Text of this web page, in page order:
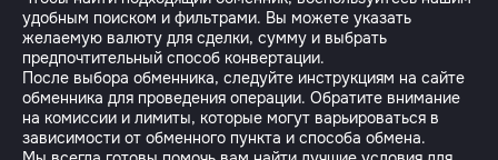
удобным поиском и фильтрами. Вы можете указать
желаемую валюту для сделки, сумму и выбрать
предпочтительный способ конвертации.
После выбора обменника, следуйте инструкциям на сайте
обменника для проведения операции. Обратите внимание
на комиссии и лимиты, которые могут варьироваться в
зависимости от обменного пункта и способа обмена.